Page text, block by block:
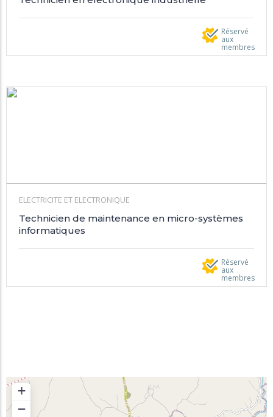
Réservé
aux
membres
ELECTRICITE ET ELECTRONIQUE
Technicien de maintenance en micro-systèmes
informatiques
Réservé
aux
membres
+
−